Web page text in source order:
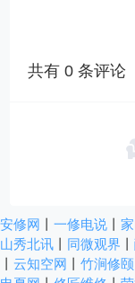
共有0 条评论
安修网 一修电说
山秀北讯
同微观界
云知空网 竹涧修颐